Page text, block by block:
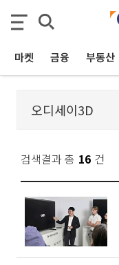
마켓 금융 부동산
검색결과 총 16 건